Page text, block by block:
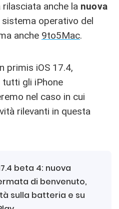
anche la nuova
sistema operativo del
anche 9to5Mac.
primis iOS 17.4,
tutti gli iPhone
nel caso in cui
rilevanti in questa
beta 4: nuova
di benvenuto,
sulla batteria e su